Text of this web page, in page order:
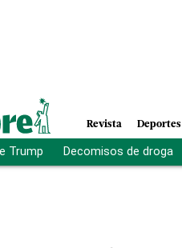
Revista Deportes
Trump Decomisos de droga